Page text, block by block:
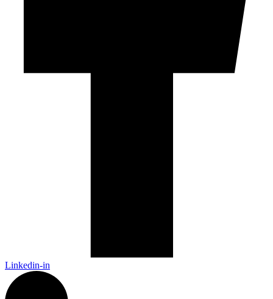
Linkedin-in